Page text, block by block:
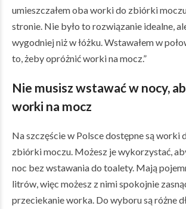
umieszczałem oba worki do zbiórki
stronie. Nie było to rozwiązanie idealne,
wygodniej niż w łóżku. Wstawałem w
to, żeby opróżnić worki na mocz.”
Nie musisz wstawać w nocy,
worki na mocz
Na szczęście w Polsce dostępne są worki
zbiórki moczu. Możesz je wykorzystać,
noc bez wstawania do toalety. Mają
litrów, więc możesz z nimi spokojnie
przeciekanie worka. Do wyboru są różne